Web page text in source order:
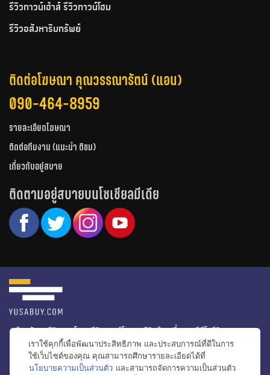
รีวิวทาวน์เฮ้าส์ รีวิวทาวน์โฮม
รีวิวอสังหาริมทรัพย์
ติดต่อโฆษณา คุณวรรณารัตน์ (แอน)
090-464-8959
รายละเอียดโฆษณา
ติดต่อทีมงาน (แนะนำ ติชม)
เกี่ยวกับอยู่สบาย
ติดตามอยู่สบายบนโซเชียลมีเดีย
หน้าหลัก รีวิวคอนโด รีวิวทาวน์โฮม รีวิวบ้านเดี่ยว
วีดีโอรีวิว
ไอเดียแต่งบ้าน
ข่าวอสังหาริมทรัพย์
โปรโมชั่นบ้านและคอนโด
โครงการน่าสนใจ
เราใช้คุกกี้เพื่อพัฒนาประสิทธิภาพ และประสบการณ์ที่ดีในการ
ใช้เว็บไซต์ของคุณ คุณสามารถศึกษารายละเอียดได้ที่
นโยบายความเป็นส่วนตัว และสามารถจัดการความเป็นส่วนตัว